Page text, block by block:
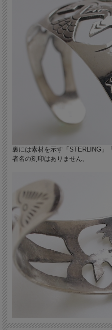
裏には素材を示す「STERLING」
者名の刻印はありません。